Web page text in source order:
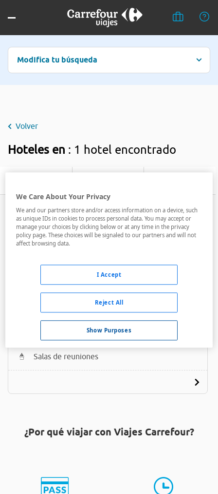
Modifica tu búsqueda
Volver
Hoteles en : 1 hotel encontrado
Dormero Hotel Villingen-Schwenningen
A menos de 650 metros
Bares / Restaurantes
Acceso personas con movilidad reducida
Salas de reuniones
¿Por qué viajar con Viajes Carrefour?
We Care About Your Privacy
We and our partners store and/or access information on a device, such
as unique IDs in cookies to process personal data. You may accept or
manage your choices by clicking below or at any time in the privacy
policy page. These choices will be signaled to our partners and will not
affect browsing data.
Show Purposes
Reject All
I Accept